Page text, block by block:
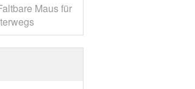
Maus für